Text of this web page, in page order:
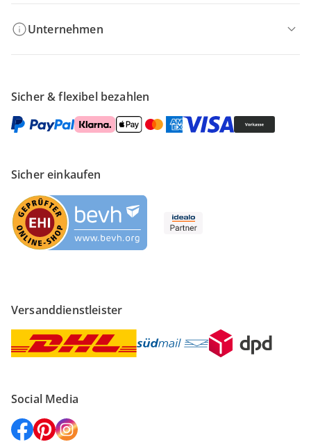
Unternehmen
Sicher & flexibel bezahlen
Sicher einkaufen
Versanddienstleister
Social Media